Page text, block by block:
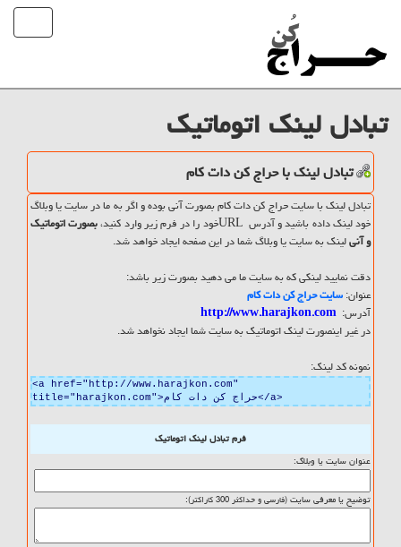
تبادل لینک اتوماتیک
تبادل لینک با حراج کن دات کام
تبادل لینک با سایت حراج کن دات کام بصورت آنی بوده و اگر به ما در سایت یا وبلاگ
خود لینک داده باشید و آدرس URLخود را در فرم زیر وارد کنید،
بصورت اتوماتیک
و آنیلینک به سایت یا وبلاگ شما در این صفحه ایجاد خواهد شد.
دقت نمایید لینکی که به سایت ما می دهید بصورت زیر باشد:
عنوان:سایت حراج کن دات کام
آدرس: http://www.harajkon.com
در غیر اینصورت لینک اتوماتیک به سایت شما ایجاد نخواهد شد.
نمونه کد لینک:
<a href="http://www.harajkon.com"
title="harajkon.com">حراج کن دات کام</a>
فرم تبادل لینک اتوماتیک
عنوان سایت یا وبلاگ:
توضیح یا معرفی سایت(فارسی و حداکثر 300 کاراکتر) :